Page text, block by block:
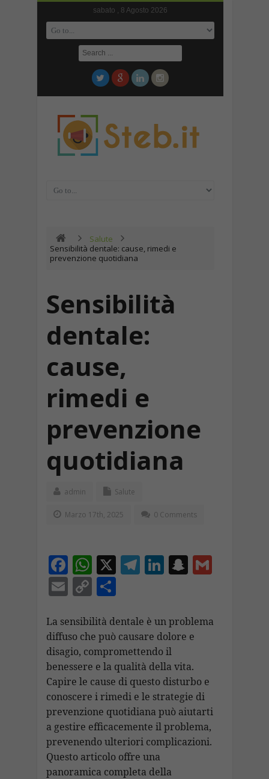
sabato , 8 Agosto 2026
Salute
Sensibilità dentale: cause, rimedi e
prevenzione quotidiana
Sensibilità
dentale:
cause,
rimedi e
prevenzione
quotidiana
admin Salute
Marzo 17th, 2025 0 Comments
F
ac
e
b
o
o
k
W
h
at
s
A
p
p
X T
gr
a
m
Li
e
dI
n
S
p
c
h
at
G
l
E
ai
l
C
p
y
Li
n
k
C
n
di
vi
di
La sensibilità dentale è un problema
diffuso che può causare dolore e
disagio, compromettendo il
benessere e la qualità della vita.
Capire le cause di questo disturbo e
conoscere i rimedi e le strategie di
prevenzione quotidiana può aiutarti
a gestire efficacemente il problema,
prevenendo ulteriori complicazioni.
Questo articolo offre una
panoramica completa della